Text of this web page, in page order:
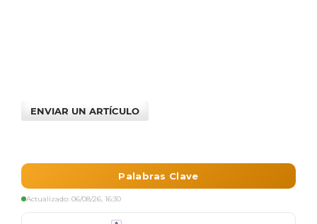
ENVIAR UN ARTÍCULO